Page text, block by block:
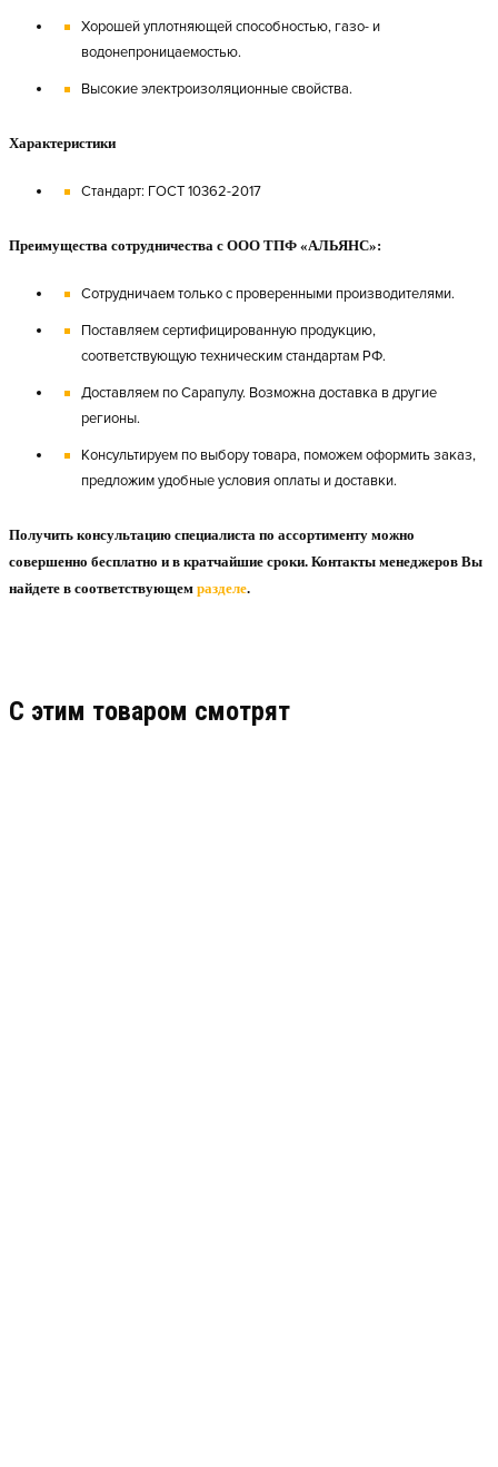
Хорошей уплотняющей способностью, газо- и
водонепроницаемостью.
Высокие электроизоляционные свойства.
Характеристики
Стандарт: ГОСТ 10362-2017
Преимущества сотрудничества с ООО ТПФ «АЛЬЯНС»:
Сотрудничаем только с проверенными производителями.
Поставляем сертифицированную продукцию,
соответствующую техническим стандартам РФ.
Доставляем по Сарапулу. Возможна доставка в другие
регионы.
Консультируем по выбору товара, поможем оформить заказ,
предложим удобные условия оплаты и доставки.
Получить консультацию специалиста по ассортименту можно
совершенно бесплатно и в кратчайшие сроки. Контакты менеджеров Вы
найдете в соответствующем разделе.
C этим товаром смотрят